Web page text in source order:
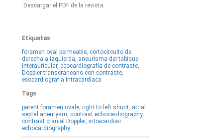
Descargar el PDF de la revista
Etiquetas
foramen oval permeable cortocircuito de
derecha a izquierda aneurisma del tabique
interauricular, ecocardiografía de contraste
Doppler transcraneano con contraste
ecocardiografía intracardíaca
Tags
patent foramen ovale right to left shunt atrial
septal aneurysm contrast echocardiography,
contrast cranial Doppler, intracardiac
echocardiography